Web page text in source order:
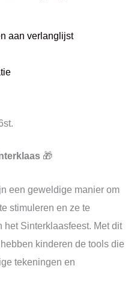
aan verlanglijst
🎁
een geweldige manier om
stimuleren en ze te
het Sinterklaasfeest. Met dit
kinderen de tools die
tekeningen en